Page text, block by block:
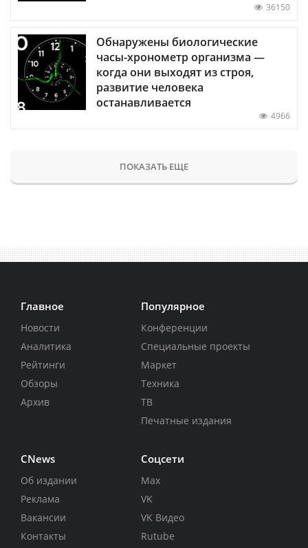
36150
Обнаружены биологические
часы-хронометр организма —
когда они выходят из строя,
развитие человека
останавливается
4966
ПОКАЗАТЬ ЕЩЕ
Главное
Новости
Аналитика
Рейтинги
Обзоры
Архив
Популярное
Конференции
Специальные проекты
Маркет
Техника
ТВ
Печатные издания
CNews
Об издании
Реклама
Вакансии
Контакты
Соцсети
Max
VK
VK Видео
Rutube